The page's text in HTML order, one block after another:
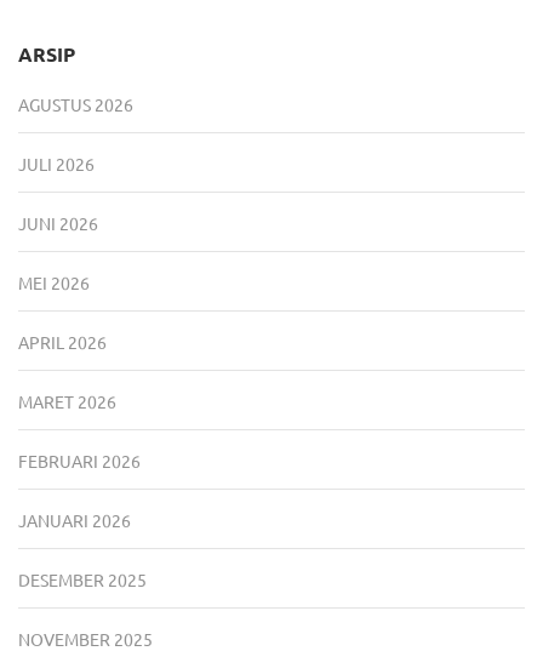
ARSIP
AGUSTUS 2026
JULI 2026
JUNI 2026
MEI 2026
APRIL 2026
MARET 2026
FEBRUARI 2026
JANUARI 2026
DESEMBER 2025
NOVEMBER 2025